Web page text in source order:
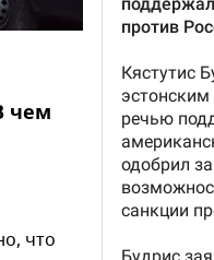
чем
что